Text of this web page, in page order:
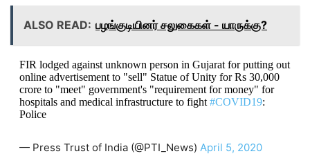
ALSO READ: பழங்குடியினர் சலுகைகள் - யாருக்கு?
FIR lodged against unknown person in Gujarat for putting out
online advertisement to "sell" Statue of Unity for Rs 30,000
crore to "meet" government's "requirement for money" for
hospitals and medical infrastructure to fight #COVID19:
Police
— Press Trust of India (@PTI_News) April 5, 2020